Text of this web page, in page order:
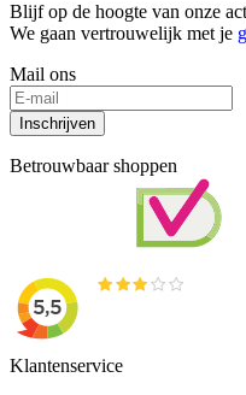
Blijf op de hoogte van onze
We gaan vertrouwelijk met je
Mail ons
Inschrijven
Betrouwbaar shoppen
Klantenservice